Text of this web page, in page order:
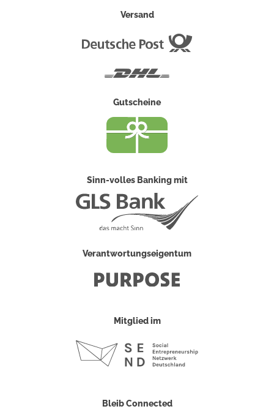
Versand
Gutscheine
Sinn-volles Banking mit
Verantwortungseigentum
Mitglied im
Bleib Connected